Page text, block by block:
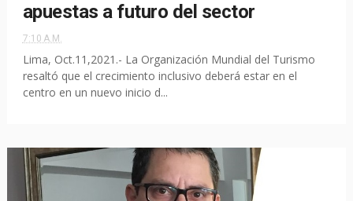
apuestas a futuro del sector
7:10 A.M.
Lima, Oct.11,2021.- La Organización Mundial del Turismo
resaltó que el crecimiento inclusivo deberá estar en el
centro en un nuevo inicio d...